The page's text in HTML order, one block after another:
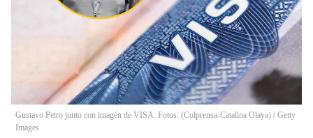
Gustavo Petro junto con imagén de VISA. Fotos: (Colprensa-Catalina Olaya) / Getty
Images